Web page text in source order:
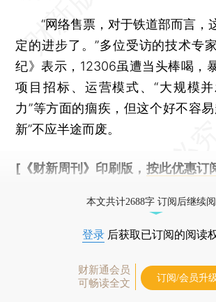
“网络售票，对于铁道部而言，
定的进步了。”多位受访的技术专
纪》表示，12306虽遭当头棒喝，
项目招标、运营模式、“大规模
力”等方面的痼疾，但这个好不容易
新”不应半途而废。
[《财新周刊》印刷版， 按此优惠订
本文共计2688字 订阅后继续
登录 后获取已订阅的阅读
财新通会员
可畅读全文
订阅/会员升